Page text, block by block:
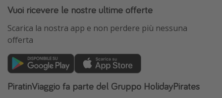
Vuoi ricevere le nostre ultime offerte
Scarica la nostra app e non perdere più nessuna
offerta
PiratinViaggio fa parte del Gruppo HolidayPirates